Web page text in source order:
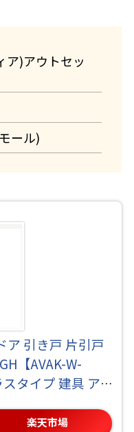
ア)アウトセッ
ール)
引き戸 片引戸
【AVAK-W-
イプ 建具 アウ
楽天市場